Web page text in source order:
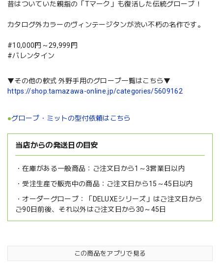
昔はついていた親指の「Tマーク」も復活した伝統グローブ！
カタログ外カラーのヴィンテージタンが渋い不朽の名作です。
#10,000円～29,999円
#バレンタイン
▼その他の軟式 外野手用のグローブ一覧はこちら▼
https://shop.tamazawa-online.jp/categories/5609162
●グローブ・ミットの型付依頼はこちら
当店からの発送日の目安
在庫がある一般商品： ご注文日から1～3営業日以内
受注生産で販売中の商品： ご注文日から15～45日以内
オーダーグローブ：
「DELUXEシリーズ」はご注文日から
ご90日前後、それ以外はご注文日から30～45日
この商品をアプリで見る